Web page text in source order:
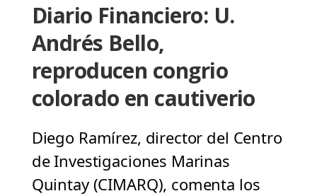
Diario Financiero: U.
Andrés Bello,
reproducen congrio
colorado en cautiverio
Diego Ramírez, director del Centro
de Investigaciones Marinas
Quintay (CIMARQ), comenta los